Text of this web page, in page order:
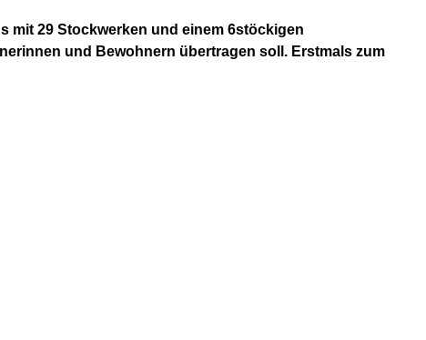
mit 29 Stockwerken und einem 6stöckigen
und Bewohnern übertragen soll. Erstmals zum